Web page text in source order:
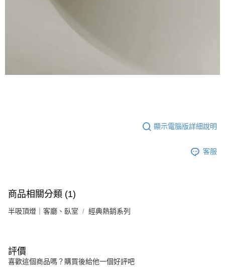
顯示電腦版詳細說明
客服
商品相關分類 (1)
半吸頂燈｜客廳、臥室 經典熱銷系列
評價
喜歡這個商品嗎？購買後給他一個好評吧